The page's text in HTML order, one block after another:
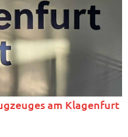
am Klagenfurt